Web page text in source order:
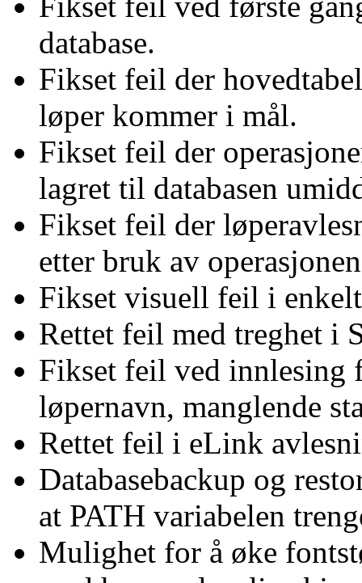
database.
Fikset feil der
løper kommer i mål.
Fikset feil der
lagret til databasen
Fikset feil der
etter bruk av
Fikset visuell feil i
Rettet feil med treghet i
Fikset feil ved innlesing
løpernavn, manglende
Rettet feil i eLink
Databasebackup og
at PATH variabelen
Mulighet for å øke